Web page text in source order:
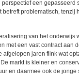
een
betreft problematisch,
van het
met een vast contract aan
afgelopen jaren flink wat
markt is kleiner en
en daarmee ook de jonge